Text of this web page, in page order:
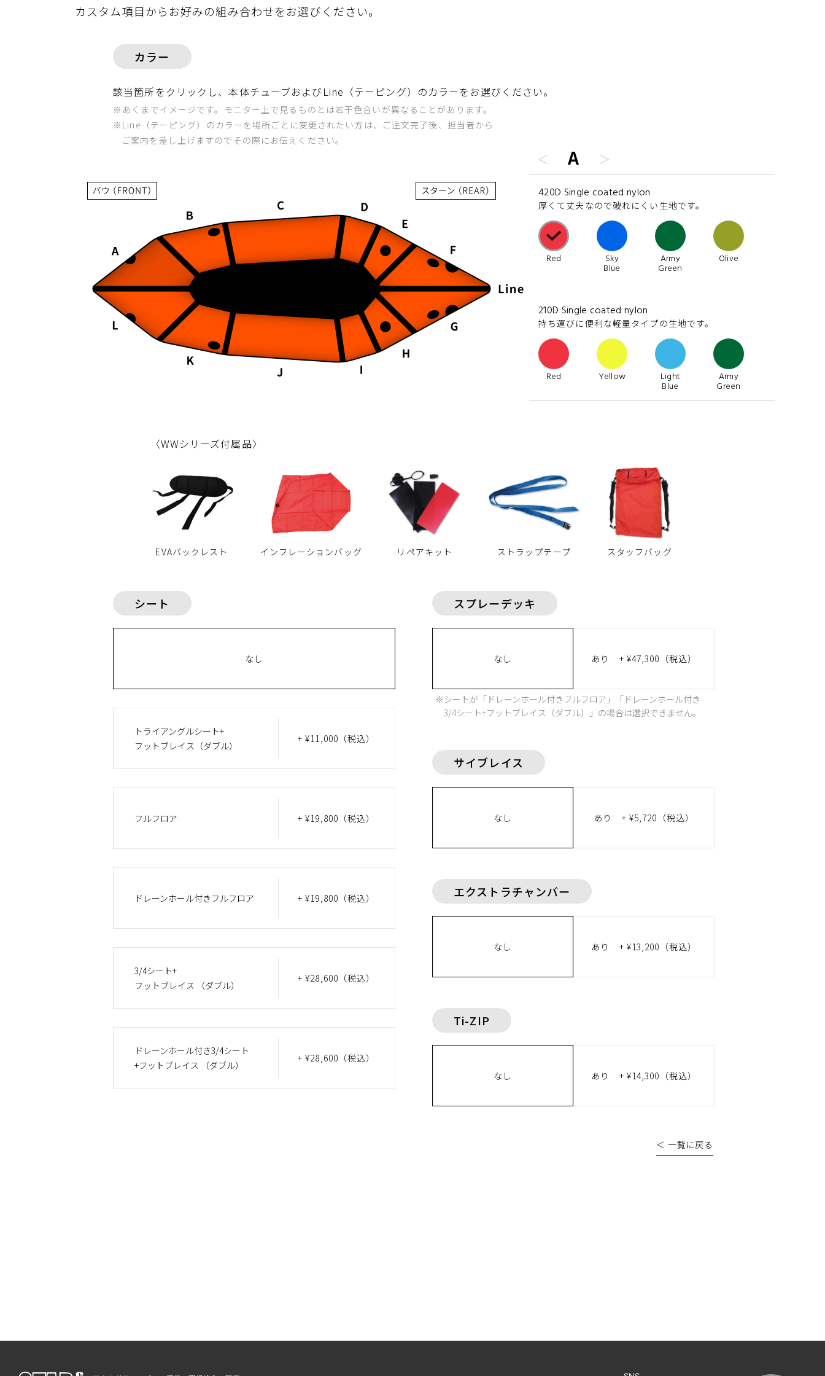
カスタム項目からお好みの組み合わせをお選びください。
カラー
該当箇所をクリックし、本体チューブおよびLine（テーピング）のカラーをお選びください。
※あくまでイメージです。モニター上で見るものとは若干色合いが異なることがあります。
※Line（テーピング）のカラーを場所ごとに変更されたい方は、ご注文完了後、担当者から
ご案内を差し上げますのでその際にお伝えください。
A
420D Single coated nylon
厚くて丈夫なので破れにくい生地です。
Red Sky
Blue
Army
Green
Olive
210D Single coated nylon
持ち運びに便利な軽量タイプの生地です。
Red Yellow Light
Blue
Army
Green
〈WWシリーズ付属品〉
EVAバックレスト インフレーションバッグ リペアキット ストラップテープ スタッフバッグ
シート
なし
トライアングルシート+
フットブレイス（ダブル）
+ ¥11,000 （税込）
フルフロア + ¥19,800 （税込）
ドレーンホール付きフルフロア + ¥19,800 （税込）
3/4シート+
フットブレイス （ダブル）
+ ¥28,600 （税込）
ドレーンホール付き3/4シート
+フットブレイス （ダブル）
+ ¥28,600 （税込）
スプレーデッキ
なし あり + ¥47,300（税込）
※シートが「ドレーンホール付きフルフロア」「ドレーンホール付き
3/4シート+フットブレイス（ダブル）」の場合は選択できません。
サイブレイス
なし あり + ¥5,720（税込）
エクストラチャンバー
なし あり + ¥13,200（税込）
Ti-ZIP
なし あり + ¥14,300（税込）
＜ 一覧に戻る